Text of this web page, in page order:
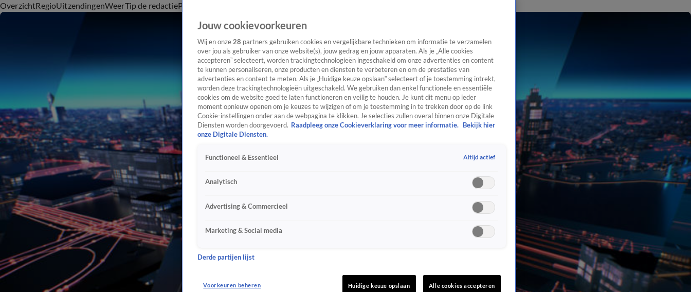
OverzichtRegioUitzendingenWeerTip de redactiePanel
Jouw cookievoorkeuren
Wij en onze 28 partners gebruiken cookies en vergelijkbare technieken om informatie te verzamelen
over jou als gebruiker van onze website(s), jouw gedrag en jouw apparaten. Als je „Alle cookies
accepteren” selecteert, worden trackingtechnologieën ingeschakeld om onze advertenties en content
te kunnen personaliseren, onze producten en diensten te verbeteren en om de prestaties van
advertenties en content te meten. Als je „Huidige keuze opslaan” selecteert of je toestemming intrekt,
worden deze trackingtechnologieën uitgeschakeld. We gebruiken dan enkel functionele en essentiële
cookies om de website goed te laten functioneren en veilig te houden. Je kunt dit menu op ieder
moment opnieuw openen om je keuzes te wijzigen of om je toestemming in te trekken door op de link
Cookie-instellingen onder aan de webpagina te klikken. Je selecties zullen overal binnen onze Digitale
Diensten worden doorgevoerd. Raadpleeg onze Cookieverklaring voor meer informatie. Bekijk hier
onze Digitale Diensten.
Functioneel & Essentieel Altijd actief
Analytisch
Advertising & Commercieel
Marketing & Social media
Derde partijen lijst
Voorkeuren beheren Huidige keuze opslaan Alle cookies accepteren